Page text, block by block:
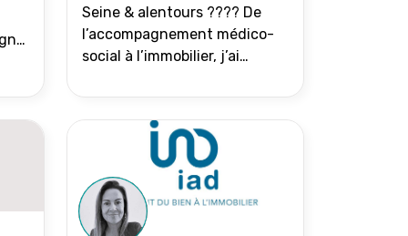
Seine & alentours ???? De
l’accompagnement médico-
social à l’immobilier, j’ai
gens à avancer sereinement.
Aujourd’hui, j’accompagne
mes clients avec franchise,
écoute et énergie pour
vendre ou acheter leur bien
immobilier. ???? 300 familles
accompagnées en 8 ans, 90 %